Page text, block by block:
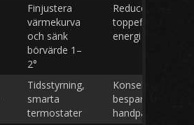
Finjustera
värmekurva
och sänk
börvärde 1–
2°
Reducerar
toppeffekt och
energi
Tidsstyrning,
smarta
termostater
Konsekvent
besparing utan
handpåläggning